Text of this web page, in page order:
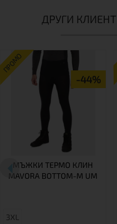
ДРУГИ
ПРОМО
-44%
МЪЖКИ ТЕРМО КЛИН
MAVORA BOTTOM-M UM
3XL